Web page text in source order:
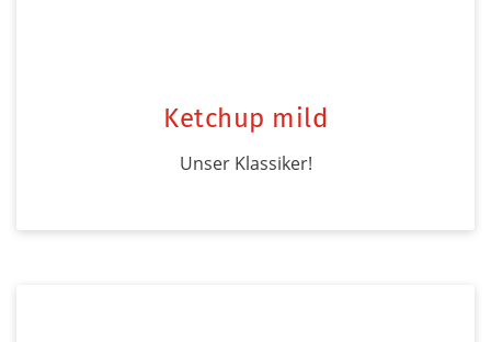
Ketchup mild
Unser Klassiker!